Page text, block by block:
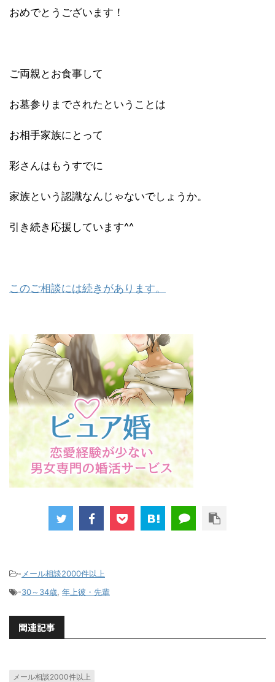
おめでとうございます！
ご両親とお食事して
お墓参りまでされたということは
お相手家族にとって
彩さんはもうすでに
家族という認識なんじゃないでしょうか。
引き続き応援しています^^
このご相談には続きがあります。
- メール相談2000件以上
-30～34歳, 年上彼・先輩
関連記事
メール相談2000件以上